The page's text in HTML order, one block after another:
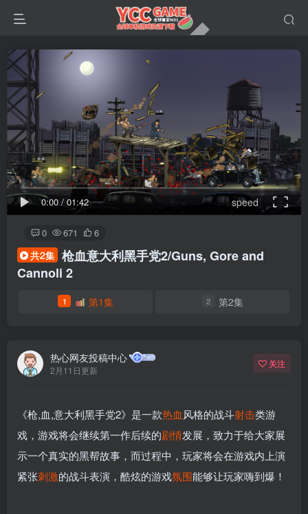
0:00 / 01:42 speed
0 671 6
共2集 枪血意大利黑手党2/Guns, Gore and
Cannoli 2
1 第1集 2 第2集
热心网友投稿中心
2月11日更新
关注
《枪,血,意大利黑手党2》是一款热血 风格的战斗射击类游
戏，游戏将会继续第一作后续的剧情发展，致力于给大家展
示一个真实的黑帮故事，而过程中，玩家将会在游戏内上演
紧张刺激的战斗表演，酷炫的游戏氛围能够让玩家嗨到爆！